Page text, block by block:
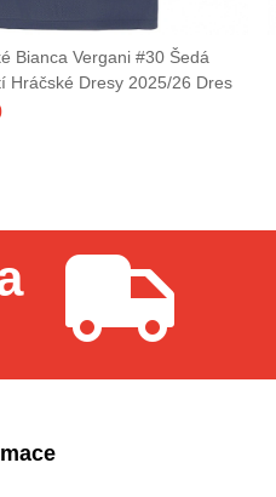
Bianca Vergani #30 Šedá
Hráčské Dresy 2025/26 Dres